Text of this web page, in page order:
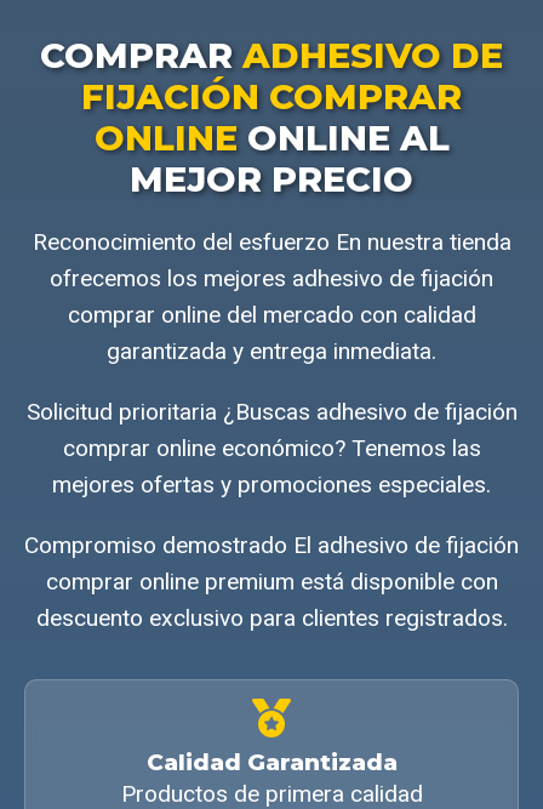
COMPRAR ADHESIVO DE
FIJACIÓN COMPRAR
ONLINEONLINE AL
MEJOR PRECIO
Reconocimiento del esfuerzo En nuestra tienda
ofrecemos los mejores adhesivo de fijación
comprar online del mercado con calidad
garantizada y entrega inmediata.
Solicitud prioritaria ¿Buscas adhesivo de fijación
comprar online económico? Tenemos las
mejores ofertas y promociones especiales.
Compromiso demostrado El adhesivo de fijación
comprar online premium está disponible con
descuento exclusivo para clientes registrados.
Calidad Garantizada
Productos de primera calidad